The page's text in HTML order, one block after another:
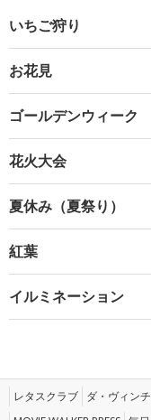
いちご狩り
お花見
ゴールデンウィーク
花火大会
夏休み（夏祭り）
紅葉
イルミネーション
レタスクラブ ダ・ヴィン